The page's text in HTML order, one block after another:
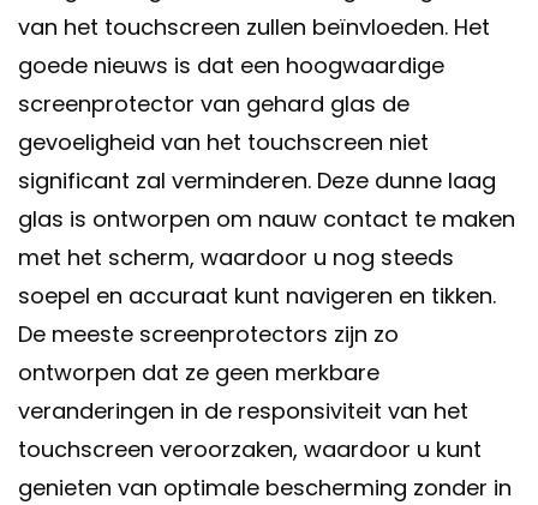
van het touchscreen zullen beïnvloeden. Het
goede nieuws is dat een hoogwaardige
screenprotector van gehard glas de
gevoeligheid van het touchscreen niet
significant zal verminderen. Deze dunne laag
glas is ontworpen om nauw contact te maken
met het scherm, waardoor u nog steeds
soepel en accuraat kunt navigeren en tikken.
De meeste screenprotectors zijn zo
ontworpen dat ze geen merkbare
veranderingen in de responsiviteit van het
touchscreen veroorzaken, waardoor u kunt
genieten van optimale bescherming zonder in